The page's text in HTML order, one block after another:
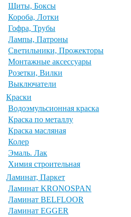
Щиты, Боксы
Короба, Лотки
Гофра, Трубы
Лампы, Патроны
Светильники, Прожекторы
Монтажные аксессуары
Розетки, Вилки
Выключатели
Краски
Водоэмульсионная краска
Краска по металлу
Краска масляная
Колер
Эмаль. Лак
Химия строительная
Ламинат, Паркет
Ламинат KRONOSPAN
Ламинат BELFLOOR
Ламинат EGGER